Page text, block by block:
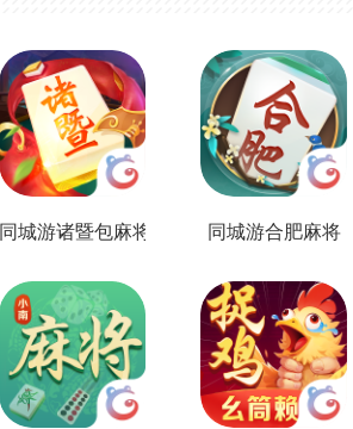
同城游诸暨包麻将 同城游合肥麻将